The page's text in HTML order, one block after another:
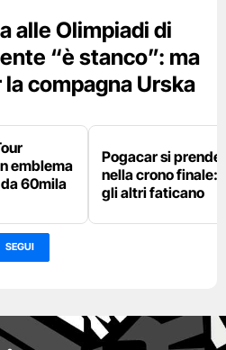
alle Olimpiadi di
“è stanco”: ma
la compagna Urska
emblema
60mila
Pogacar si
nella crono finale:
gli altri faticano
SEGUI